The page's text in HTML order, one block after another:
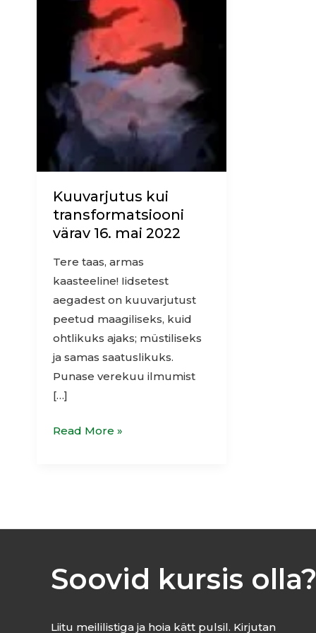
Kuuvarjutus kui
transformatsiooni
värav 16. mai 2022
Tere taas, armas
kaasteeline! Iidsetest
aegadest on kuuvarjutust
peetud maagiliseks, kuid
ohtlikuks ajaks; müstiliseks
ja samas saatuslikuks.
Punase verekuu ilmumist
[…]
Kuuvarjutus
transformatsiooni
värav
16.
mai
2022
Read More »
Soovid kursis olla?
Liitu meililistiga ja hoia kätt pulsil. Kirjutan